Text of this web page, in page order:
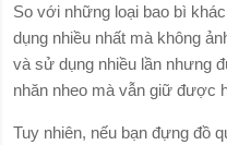
So với những loại bao bì
dụng nhiều nhất mà không
và sử dụng nhiều lần nhưng
nhăn nheo mà vẫn giữ được
Tuy nhiên, nếu bạn đựng đồ